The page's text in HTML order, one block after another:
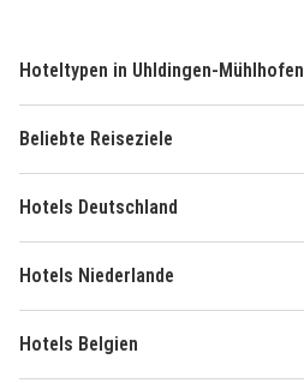
Hoteltypen in Uhldingen-Mühlhofen
Beliebte Reiseziele
Hotels Deutschland
Hotels Niederlande
Hotels Belgien